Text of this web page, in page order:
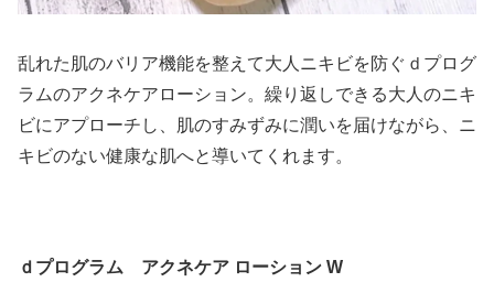
乱れた肌のバリア機能を整えて大人ニキビを防ぐｄプログ
ラムのアクネケアローション。繰り返しできる大人のニキ
ビにアプローチし、肌のすみずみに潤いを届けながら、ニ
キビのない健康な肌へと導いてくれます。
ｄプログラム アクネケア ローション W